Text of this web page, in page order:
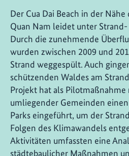
Der Cua Dai Beach in der
Quan Nam leidet unter
Durch die zunehmende
wurden zwischen 2009 und
Strand weggespült. Auch
schützenden Waldes am
Projekt hat als
umliegender Gemeinden
Parks eingeführt, um der
Folgen des Klimawandels
Aktivitäten umfassten eine
städtebaulicher Maßnahmen